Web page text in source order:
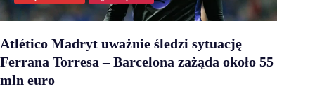
Atlético Madryt uważnie śledzi sytuację
Ferrana Torresa – Barcelona zażąda około 55
mln euro